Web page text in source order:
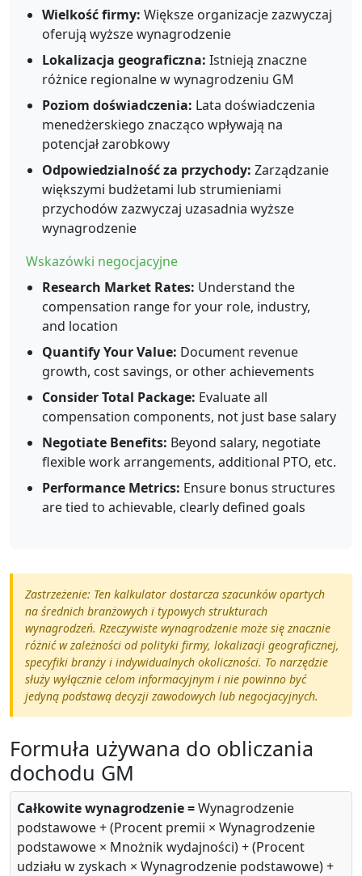
Wielkość firmy: Większe organizacje zazwyczaj
oferują wyższe wynagrodzenie
Lokalizacja geograficzna: Istnieją znaczne
różnice regionalne w wynagrodzeniu GM
Poziom doświadczenia: Lata doświadczenia
menedżerskiego znacząco wpływają na
potencjał zarobkowy
Odpowiedzialność za przychody: Zarządzanie
większymi budżetami lub strumieniami
przychodów zazwyczaj uzasadnia wyższe
wynagrodzenie
Wskazówki negocjacyjne
Research Market Rates: Understand the
compensation range for your role, industry,
and location
Quantify Your Value: Document revenue
growth, cost savings, or other achievements
Consider Total Package: Evaluate all
compensation components, not just base salary
Negotiate Benefits: Beyond salary, negotiate
flexible work arrangements, additional PTO, etc.
Performance Metrics: Ensure bonus structures
are tied to achievable, clearly defined goals
Zastrzeżenie: Ten kalkulator dostarcza szacunków opartych
na średnich branżowych i typowych strukturach
wynagrodzeń. Rzeczywiste wynagrodzenie może się znacznie
różnić w zależności od polityki firmy, lokalizacji geograficznej,
specyfiki branży i indywidualnych okoliczności. To narzędzie
służy wyłącznie celom informacyjnym i nie powinno być
jedyną podstawą decyzji zawodowych lub negocjacyjnych.
Formuła używana do obliczania
dochodu GM
Całkowite wynagrodzenie =Wynagrodzenie
podstawowe + (Procent premii × Wynagrodzenie
podstawowe × Mnożnik wydajności) + (Procent
udziału w zyskach × Wynagrodzenie podstawowe) +